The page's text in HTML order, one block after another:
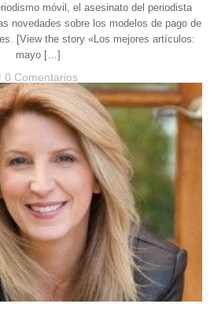
móvil, el asesinato del periodista
novedades sobre los modelos de pago de
[View the story «Los mejores artículos:
mayo […]
0 Comentarios